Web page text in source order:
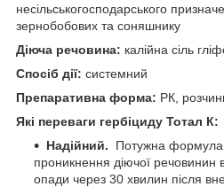
несільськогосподарського
зернобобових та соняшнику
Діюча речовина: калійна сіль
Спосіб дії: системний
Препаративна форма: РК,
Які переваги гербіциду Тотал К:
Надійний. Потужна
проникнення діючої речовинин
опади через 30 хвилин після